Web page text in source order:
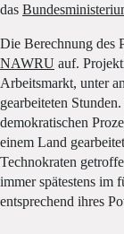
das
Die Berechnung des
NAWRU auf.
Arbeitsmarkt, unter
gearbeiteten
demokratischen
einem Land
Technokraten
immer spätestens im
entsprechend ihres